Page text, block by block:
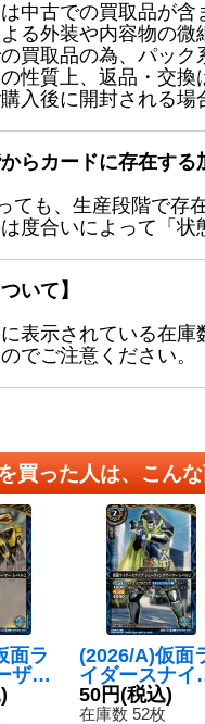
中古での買取品が含
る外装や内容物の微
買取品の為、パック
性質上、返品・交換
入後に開封される場
からカードに存在する
ても、生産段階で存
度合いによって「状
いて】
表示されている在
でご注意ください。
買った人は、こん
面ラ
ザー
マー
】{2
(2026/A)仮面
イダースナイ
シューティング
ゲーマーレベル
50円(税込)
在庫数 52枚